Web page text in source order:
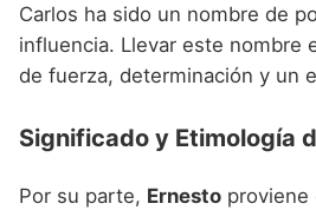
Carlos ha sido un nombre de
influencia. Llevar este nombre
de fuerza, determinación y un
Significado y Etimología
Por su parte, Ernesto proviene